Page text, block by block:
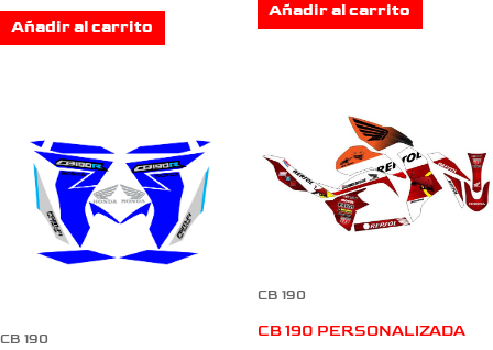
Añadir al carrito
Añadir al carrito
CB 190
CB 190
CB 190 PERSONALIZADA